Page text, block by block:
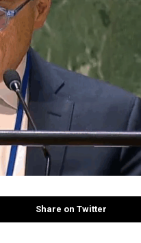
Share on Twitter